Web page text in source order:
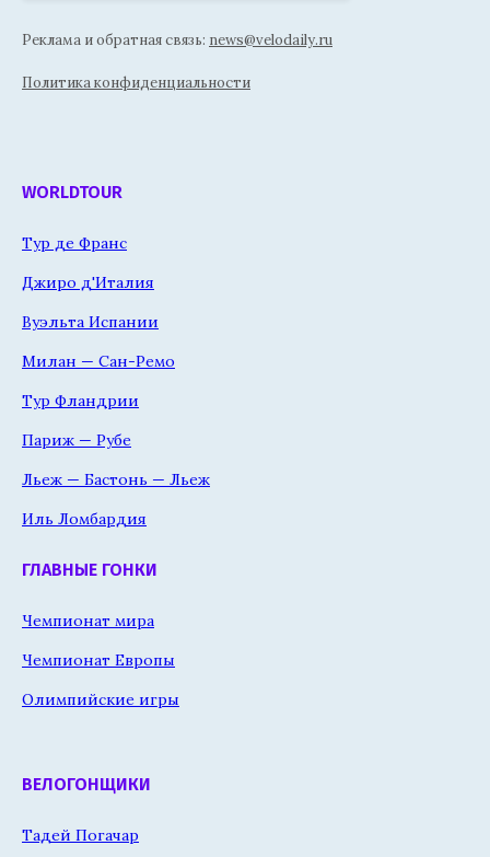
Реклама и обратная связь: news@velodaily.ru
Политика конфиденциальности
WORLDTOUR
Тур де Франс
Джиро д'Италия
Вуэльта Испании
Милан — Сан-Ремо
Тур Фландрии
Париж — Рубе
Льеж — Бастонь — Льеж
Иль Ломбардия
ГЛАВНЫЕ ГОНКИ
Чемпионат мира
Чемпионат Европы
Олимпийские игры
ВЕЛОГОНЩИКИ
Тадей Погачар